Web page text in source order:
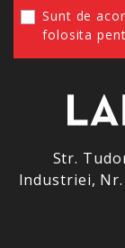
Sunt de
folosita
Str.
Industriei, Nr.